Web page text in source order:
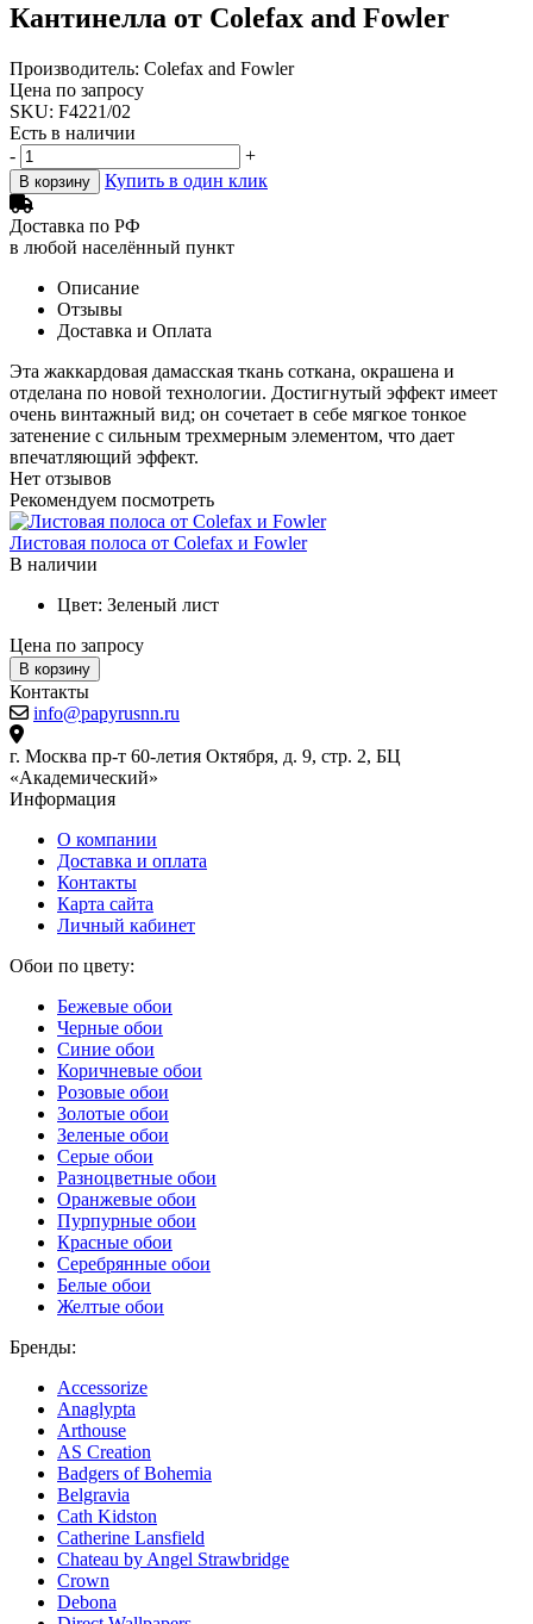
Кантинелла от Colefax and Fowler
Производитель: Colefax and Fowler
Цена по запросу
SKU: F4221/02
Есть в наличии
-
+
В корзину Купить в один клик
Доставка по РФ
в любой населённый пункт
Описание
Отзывы
Доставка и Оплата
Эта жаккардовая дамасская ткань соткана, окрашена и
отделана по новой технологии. Достигнутый эффект имеет
очень винтажный вид; он сочетает в себе мягкое тонкое
затенение с сильным трехмерным элементом, что дает
впечатляющий эффект.
Нет отзывов
Рекомендуем посмотреть
Листовая полоса от Colefax и Fowler
В наличии
Цвет: Зеленый лист
Цена по запросу
В корзину
Контакты
info@papyrusnn.ru
г. Москва пр-т 60-летия Октября, д. 9, стр. 2, БЦ
«Академический»
Информация
О компании
Доставка и оплата
Контакты
Карта сайта
Личный кабинет
Обои по цвету:
Бежевые обои
Черные обои
Синие обои
Коричневые обои
Розовые обои
Золотые обои
Зеленые обои
Серые обои
Разноцветные обои
Оранжевые обои
Пурпурные обои
Красные обои
Серебрянные обои
Белые обои
Желтые обои
Бренды:
Accessorize
Anaglypta
Arthouse
AS Creation
Badgers of Bohemia
Belgravia
Cath Kidston
Catherine Lansfield
Chateau by Angel Strawbridge
Crown
Debona